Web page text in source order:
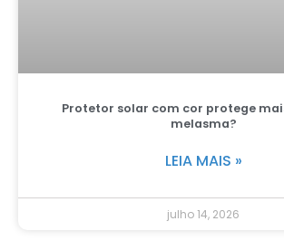
Protetor solar com cor protege
melasma?
LEIA MAIS »
julho 14, 2026